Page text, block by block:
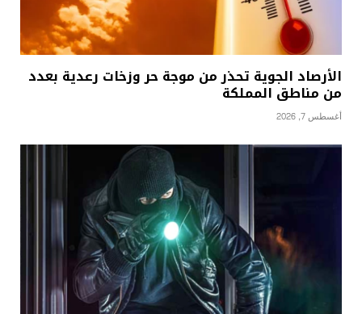
الأرصاد الجوية تحذر من موجة حر وزخات رعدية بعدد
من مناطق المملكة
أغسطس 7, 2026